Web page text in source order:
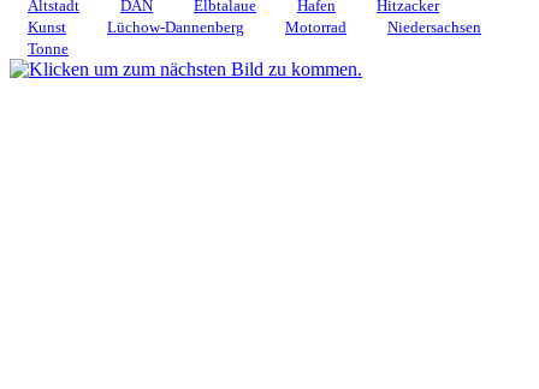
Altstadt DAN Elbtalaue Hafen
Hitzacker
Kunst
Lüchow-Dannenberg Motorrad
Niedersachsen
Tonne